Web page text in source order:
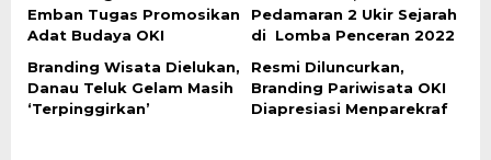
Emban Tugas Promosikan
Adat Budaya OKI
Pedamaran 2 Ukir Sejarah
di Lomba Penceran 2022
Branding Wisata Dielukan,
Danau Teluk Gelam Masih
‘Terpinggirkan’
Resmi Diluncurkan,
Branding Pariwisata OKI
Diapresiasi Menparekraf